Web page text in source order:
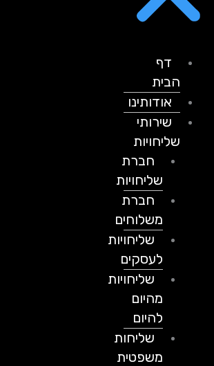
דף
הבית
אודותינו
שירותי
שליחויות
חברת
שליחויות
חברת
משלוחים
שליחויות
לעסקים
שליחויות
מהיום
להיום
שליחות
משפטית